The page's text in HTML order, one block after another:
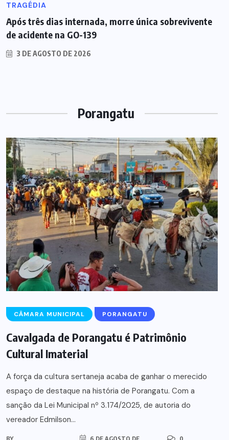
TRAGÉDIA
Após três dias internada, morre única sobrevivente
de acidente na GO-139
3 DE AGOSTO DE 2026
Porangatu
CÂMARA MUNICIPAL PORANGATU
Cavalgada de Porangatu é Patrimônio
Cultural Imaterial
A força da cultura sertaneja acaba de ganhar o merecido
espaço de destaque na história de Porangatu. Com a
sanção da Lei Municipal nº 3.174/2025, de autoria do
vereador Edmilson...